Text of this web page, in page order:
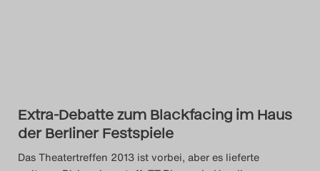
2015
Das Theatertreffen-Blog
Extra-Debatte zum Blackfacing im Haus
der Berliner Festspiele
Das Theatertreffen 2013 ist vorbei, aber es lieferte